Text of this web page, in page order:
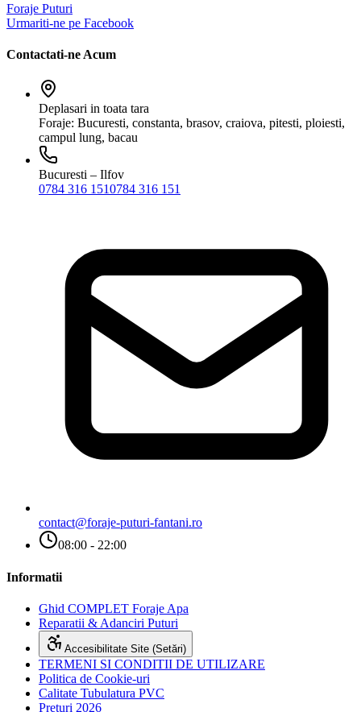
Foraje Puturi
Urmariti-ne pe Facebook
Contactati-ne Acum
Deplasari in toata tara
Foraje: Bucuresti, constanta, brasov, craiova, pitesti, ploiesti,
campul lung, bacau
Bucuresti – Ilfov
0784 316 1510784 316 151
contact@foraje-puturi-fantani.ro
08:00 - 22:00
Informatii
Ghid COMPLET Foraje Apa
Reparatii & Adanciri Puturi
Accesibilitate Site (Setări)
TERMENI SI CONDITII DE UTILIZARE
Politica de Cookie-uri
Calitate Tubulatura PVC
Preturi 2026